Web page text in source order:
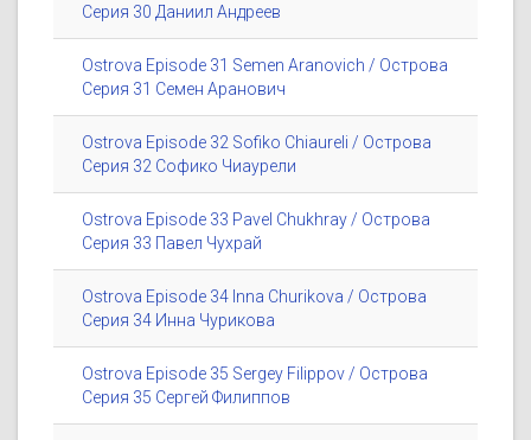
Серия 30 Даниил Андреев
Ostrova Episode 31 Semen Aranovich / Острова
Серия 31 Семен Аранович
Ostrova Episode 32 Sofiko Chiaureli / Острова
Серия 32 Софико Чиаурели
Ostrova Episode 33 Pavel Chukhray / Острова
Серия 33 Павел Чухрай
Ostrova Episode 34 Inna Churikova / Острова
Серия 34 Инна Чурикова
Ostrova Episode 35 Sergey Filippov / Острова
Серия 35 Сергей Филиппов